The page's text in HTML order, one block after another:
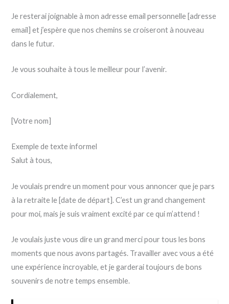
Je resterai joignable à mon adresse email personnelle [adresse
email] et j’espère que nos chemins se croiseront à nouveau
dans le futur.
Je vous souhaite à tous le meilleur pour l’avenir.
Cordialement,
[Votre nom]
Exemple de texte informel
Salut à tous,
Je voulais prendre un moment pour vous annoncer que je pars
à la retraite le [date de départ]. C’est un grand changement
pour moi, mais je suis vraiment excité par ce qui m’attend !
Je voulais juste vous dire un grand merci pour tous les bons
moments que nous avons partagés. Travailler avec vous a été
une expérience incroyable, et je garderai toujours de bons
souvenirs de notre temps ensemble.